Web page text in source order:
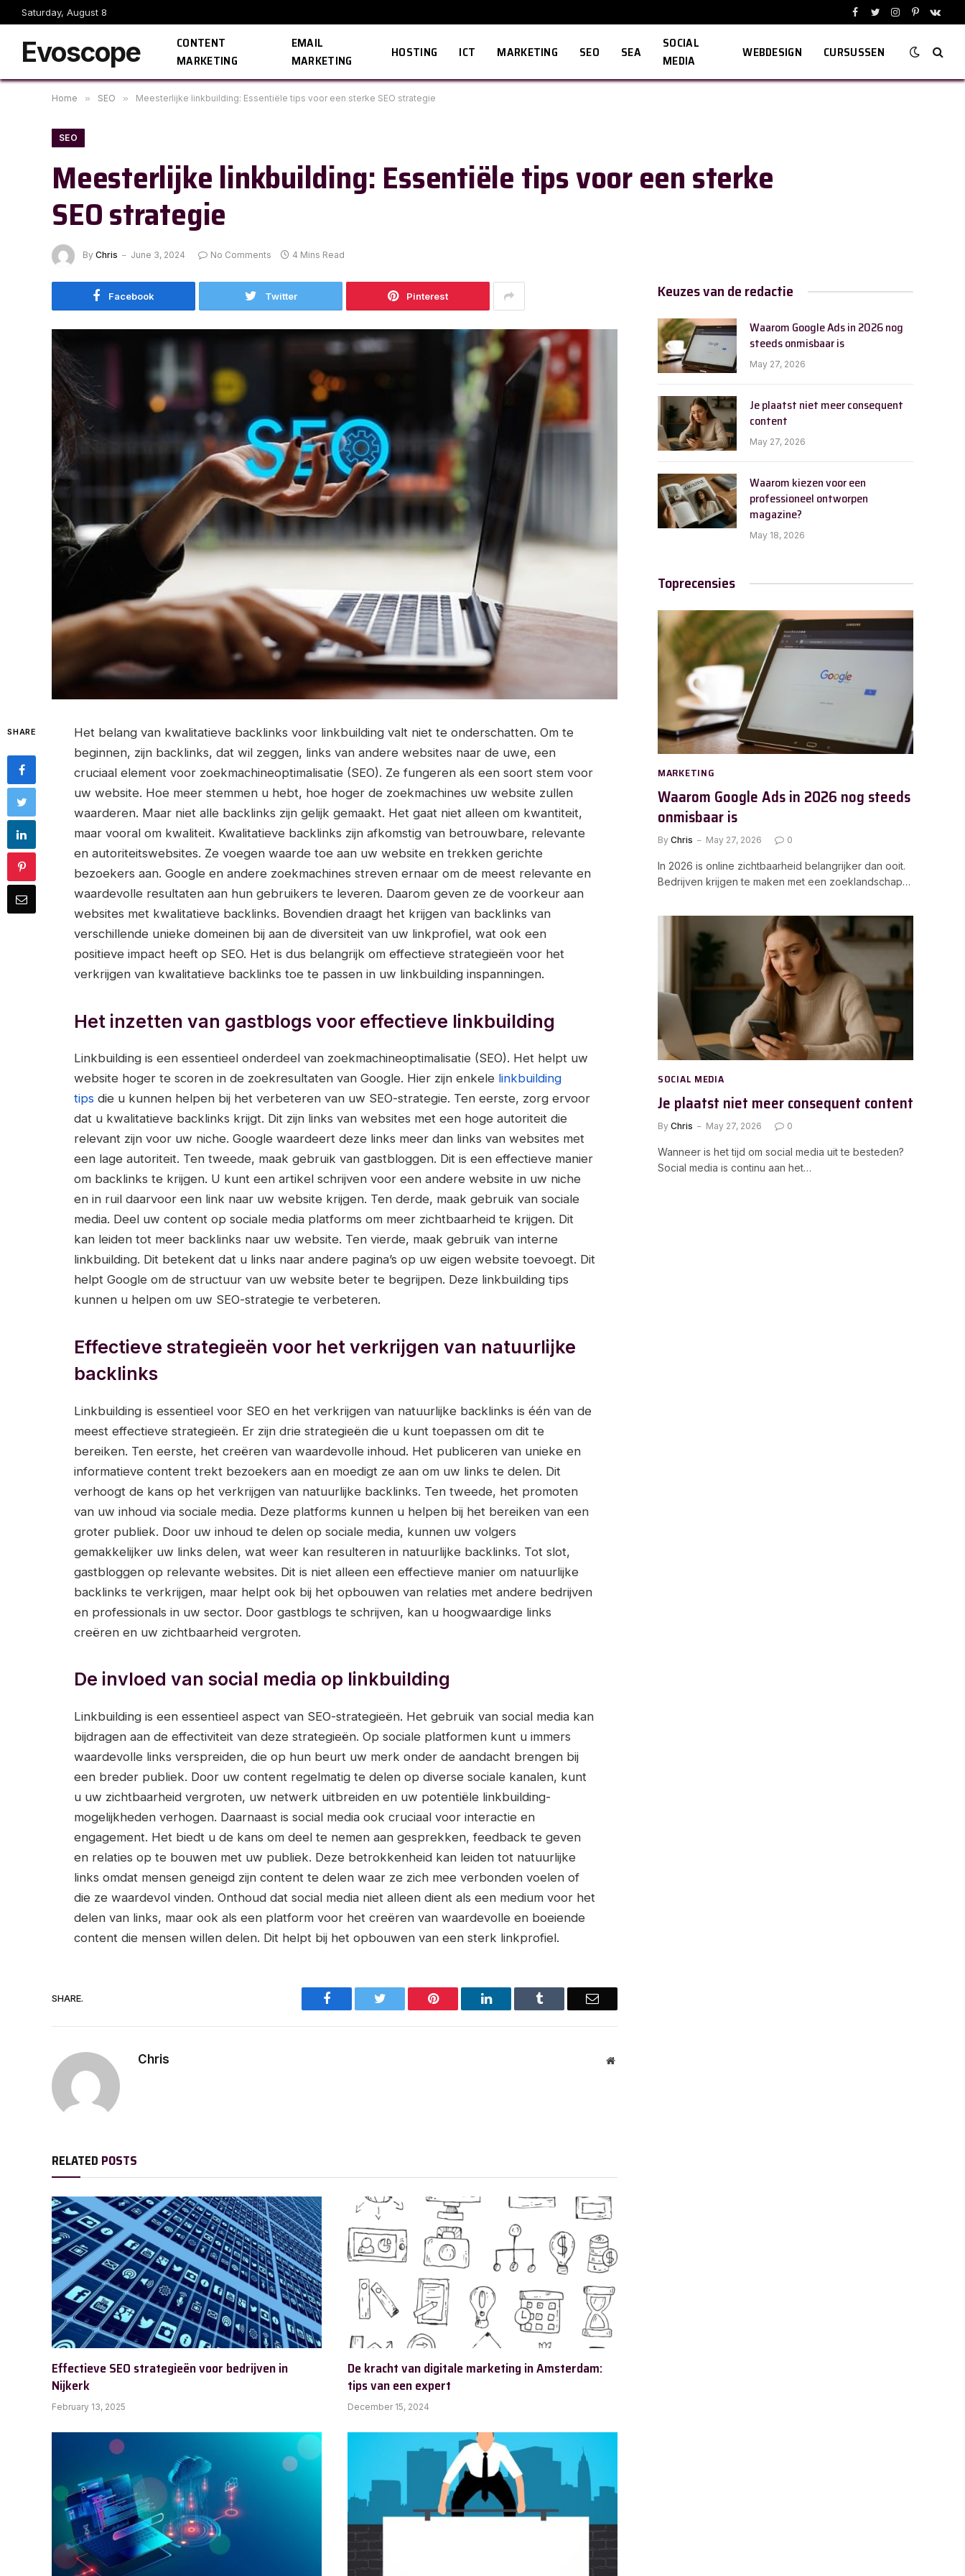
Saturday, August 8
Facebook
TwitterInstagram
Pinterest
Evoscope
CONTENT
MARKETING
EMAIL
MARKETING
HOSTING ICT MARKETING SEO SEA
SOCIAL
MEDIA
WEBDESIGN CURSUSSEN
Home » SEO » Meesterlijke linkbuilding: Essentiële tips voor een sterke SEO strategie
SEO
Meesterlijke linkbuilding: Essentiële tips voor een sterke
SEO strategie
By Chris June 3, 2024 No Comments 4 Mins Read
Facebook Twitter Pinterest
SHARE
Het belang van kwalitatieve backlinks voor linkbuilding valt niet te onderschatten. Om te
beginnen, zijn backlinks, dat wil zeggen, links van andere websites naar de uwe, een
cruciaal element voor zoekmachineoptimalisatie (SEO). Ze fungeren als een soort stem voor
uw website. Hoe meer stemmen u hebt, hoe hoger de zoekmachines uw website zullen
waarderen. Maar niet alle backlinks zijn gelijk gemaakt. Het gaat niet alleen om kwantiteit,
maar vooral om kwaliteit. Kwalitatieve backlinks zijn afkomstig van betrouwbare, relevante
en autoriteitswebsites. Ze voegen waarde toe aan uw website en trekken gerichte
bezoekers aan. Google en andere zoekmachines streven ernaar om de meest relevante en
waardevolle resultaten aan hun gebruikers te leveren. Daarom geven ze de voorkeur aan
websites met kwalitatieve backlinks. Bovendien draagt het krijgen van backlinks van
verschillende unieke domeinen bij aan de diversiteit van uw linkprofiel, wat ook een
positieve impact heeft op SEO. Het is dus belangrijk om effectieve strategieën voor het
verkrijgen van kwalitatieve backlinks toe te passen in uw linkbuilding inspanningen.
Het inzetten van gastblogs voor effectieve linkbuilding
Linkbuilding is een essentieel onderdeel van zoekmachineoptimalisatie (SEO). Het helpt uw
website hoger te scoren in de zoekresultaten van Google. Hier zijn enkele linkbuilding
tips die u kunnen helpen bij het verbeteren van uw SEO-strategie. Ten eerste, zorg ervoor
dat u kwalitatieve backlinks krijgt. Dit zijn links van websites met een hoge autoriteit die
relevant zijn voor uw niche. Google waardeert deze links meer dan links van websites met
een lage autoriteit. Ten tweede, maak gebruik van gastbloggen. Dit is een effectieve manier
om backlinks te krijgen. U kunt een artikel schrijven voor een andere website in uw niche
en in ruil daarvoor een link naar uw website krijgen. Ten derde, maak gebruik van sociale
media. Deel uw content op sociale media platforms om meer zichtbaarheid te krijgen. Dit
kan leiden tot meer backlinks naar uw website. Ten vierde, maak gebruik van interne
linkbuilding. Dit betekent dat u links naar andere pagina’s op uw eigen website toevoegt. Dit
helpt Google om de structuur van uw website beter te begrijpen. Deze linkbuilding tips
kunnen u helpen om uw SEO-strategie te verbeteren.
Effectieve strategieën voor het verkrijgen van natuurlijke
backlinks
Linkbuilding is essentieel voor SEO en het verkrijgen van natuurlijke backlinks is één van de
meest effectieve strategieën. Er zijn drie strategieën die u kunt toepassen om dit te
bereiken. Ten eerste, het creëren van waardevolle inhoud. Het publiceren van unieke en
informatieve content trekt bezoekers aan en moedigt ze aan om uw links te delen. Dit
verhoogt de kans op het verkrijgen van natuurlijke backlinks. Ten tweede, het promoten
van uw inhoud via sociale media. Deze platforms kunnen u helpen bij het bereiken van een
groter publiek. Door uw inhoud te delen op sociale media, kunnen uw volgers
gemakkelijker uw links delen, wat weer kan resulteren in natuurlijke backlinks. Tot slot,
gastbloggen op relevante websites. Dit is niet alleen een effectieve manier om natuurlijke
backlinks te verkrijgen, maar helpt ook bij het opbouwen van relaties met andere bedrijven
en professionals in uw sector. Door gastblogs te schrijven, kan u hoogwaardige links
creëren en uw zichtbaarheid vergroten.
De invloed van social media op linkbuilding
Linkbuilding is een essentieel aspect van SEO-strategieën. Het gebruik van social media kan
bijdragen aan de effectiviteit van deze strategieën. Op sociale platformen kunt u immers
waardevolle links verspreiden, die op hun beurt uw merk onder de aandacht brengen bij
een breder publiek. Door uw content regelmatig te delen op diverse sociale kanalen, kunt
u uw zichtbaarheid vergroten, uw netwerk uitbreiden en uw potentiële linkbuilding-
mogelijkheden verhogen. Daarnaast is social media ook cruciaal voor interactie en
engagement. Het biedt u de kans om deel te nemen aan gesprekken, feedback te geven
en relaties op te bouwen met uw publiek. Deze betrokkenheid kan leiden tot natuurlijke
links omdat mensen geneigd zijn content te delen waar ze zich mee verbonden voelen of
die ze waardevol vinden. Onthoud dat social media niet alleen dient als een medium voor het
delen van links, maar ook als een platform voor het creëren van waardevolle en boeiende
content die mensen willen delen. Dit helpt bij het opbouwen van een sterk linkprofiel.
SHARE. Facebook Twitter Pinterest LinkedIn Tumblr Email
Chris Website
RELATED POSTS
Effectieve SEO strategieën voor bedrijven in
Nijkerk
February 13, 2025
De kracht van digitale marketing in Amsterdam:
tips van een expert
December 15, 2024
Keuzes van de redactie
Waarom Google Ads in 2026 nog
steeds onmisbaar is
May 27, 2026
Je plaatst niet meer consequent
content
May 27, 2026
Waarom kiezen voor een
professioneel ontworpen
magazine?
May 18, 2026
Toprecensies
MARKETING
Waarom Google Ads in 2026 nog steeds
onmisbaar is
By Chris May 27, 2026 0
In 2026 is online zichtbaarheid belangrijker dan ooit.
Bedrijven krijgen te maken met een zoeklandschap…
SOCIAL MEDIA
Je plaatst niet meer consequent content
By Chris May 27, 2026 0
Wanneer is het tijd om social media uit te besteden?
Social media is continu aan het…